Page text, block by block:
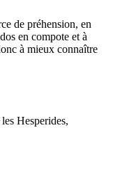
de préhension, en
en compote et à
à mieux connaître
Hesperides,